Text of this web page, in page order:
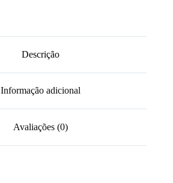
Descrição
Informação adicional
Avaliações (0)